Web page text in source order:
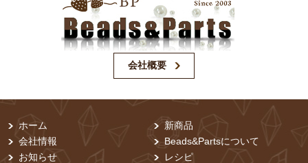
会社概要
ホーム
会社情報
お知らせ
新商品
Beads&Partsについて
レシピ